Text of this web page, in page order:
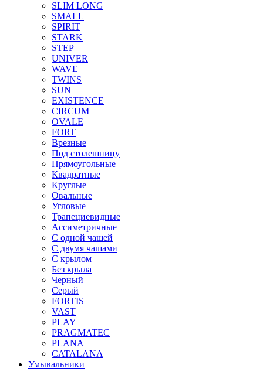
SLIM LONG
SMALL
SPIRIT
STARK
STEP
UNIVER
WAVE
TWINS
SUN
EXISTENCE
CIRCUM
OVALE
FORT
Врезные
Под столешницу
Прямоугольные
Квадратные
Круглые
Овальные
Угловые
Трапециевидные
Ассиметричные
С одной чашей
С двумя чашами
С крылом
Без крыла
Черный
Серый
FORTIS
VAST
PLAY
PRAGMATEC
PLANA
CATALANA
Умывальники